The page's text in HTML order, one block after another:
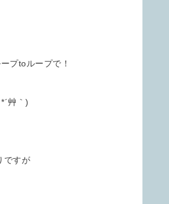
プtoループで！
艸｀)
ですが